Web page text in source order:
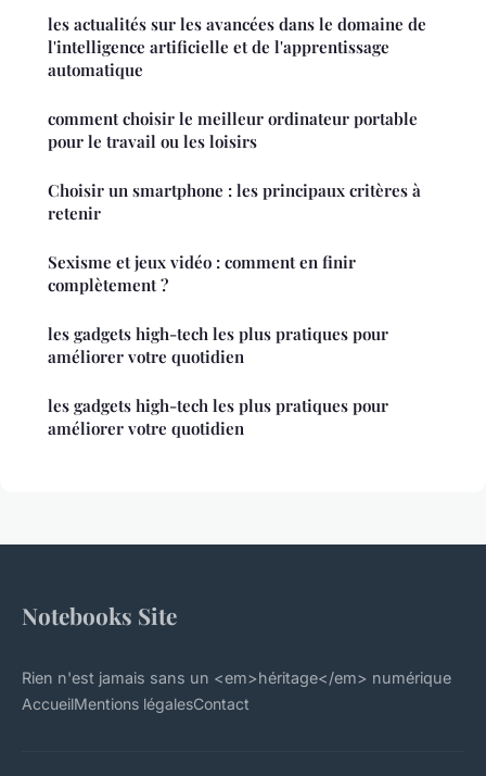
les actualités sur les avancées dans le domaine de
l'intelligence artificielle et de l'apprentissage
automatique
comment choisir le meilleur ordinateur portable
pour le travail ou les loisirs
Choisir un smartphone : les principaux critères à
retenir
Sexisme et jeux vidéo : comment en finir
complètement ?
les gadgets high-tech les plus pratiques pour
améliorer votre quotidien
les gadgets high-tech les plus pratiques pour
améliorer votre quotidien
Notebooks Site
Rien n'est jamais sans un <em>héritage</em> numérique
AccueilMentions légalesContact